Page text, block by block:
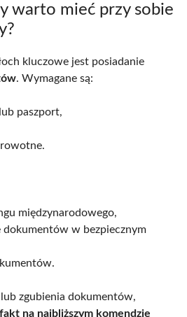
warto mieć przy sobie
kluczowe jest posiadanie
. Wymagane są:
paszport,
międzynarodowego,
w bezpiecznym
zgubienia dokumentów,
na najbliższym komendzie